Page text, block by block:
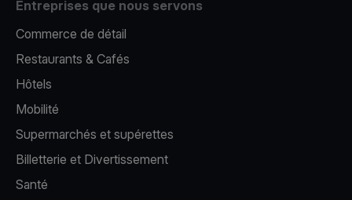
Entreprises que nous servons
Commerce de détail
Restaurants & Cafés
Hôtels
Mobilité
Supermarchés et supérettes
Billetterie et Divertissement
Santé